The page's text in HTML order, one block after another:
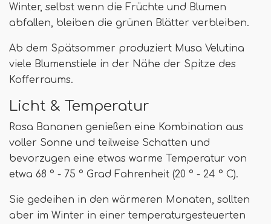
Winter, selbst wenn die Früchte und Blumen
abfallen, bleiben die grünen Blätter verbleiben.
Ab dem Spätsommer produziert Musa Velutina
viele Blumenstiele in der Nähe der Spitze des
Kofferraums.
Licht & Temperatur
Rosa Bananen genießen eine Kombination aus
voller Sonne und teilweise Schatten und
bevorzugen eine etwas warme Temperatur von
etwa 68 ° - 75 ° Grad Fahrenheit (20 ° - 24 ° C).
Sie gedeihen in den wärmeren Monaten, sollten
aber im Winter in einer temperaturgesteuerten